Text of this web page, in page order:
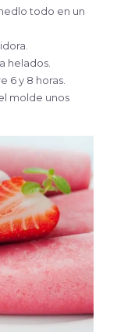
todo en un
helados.
6 y 8 horas.
molde unos